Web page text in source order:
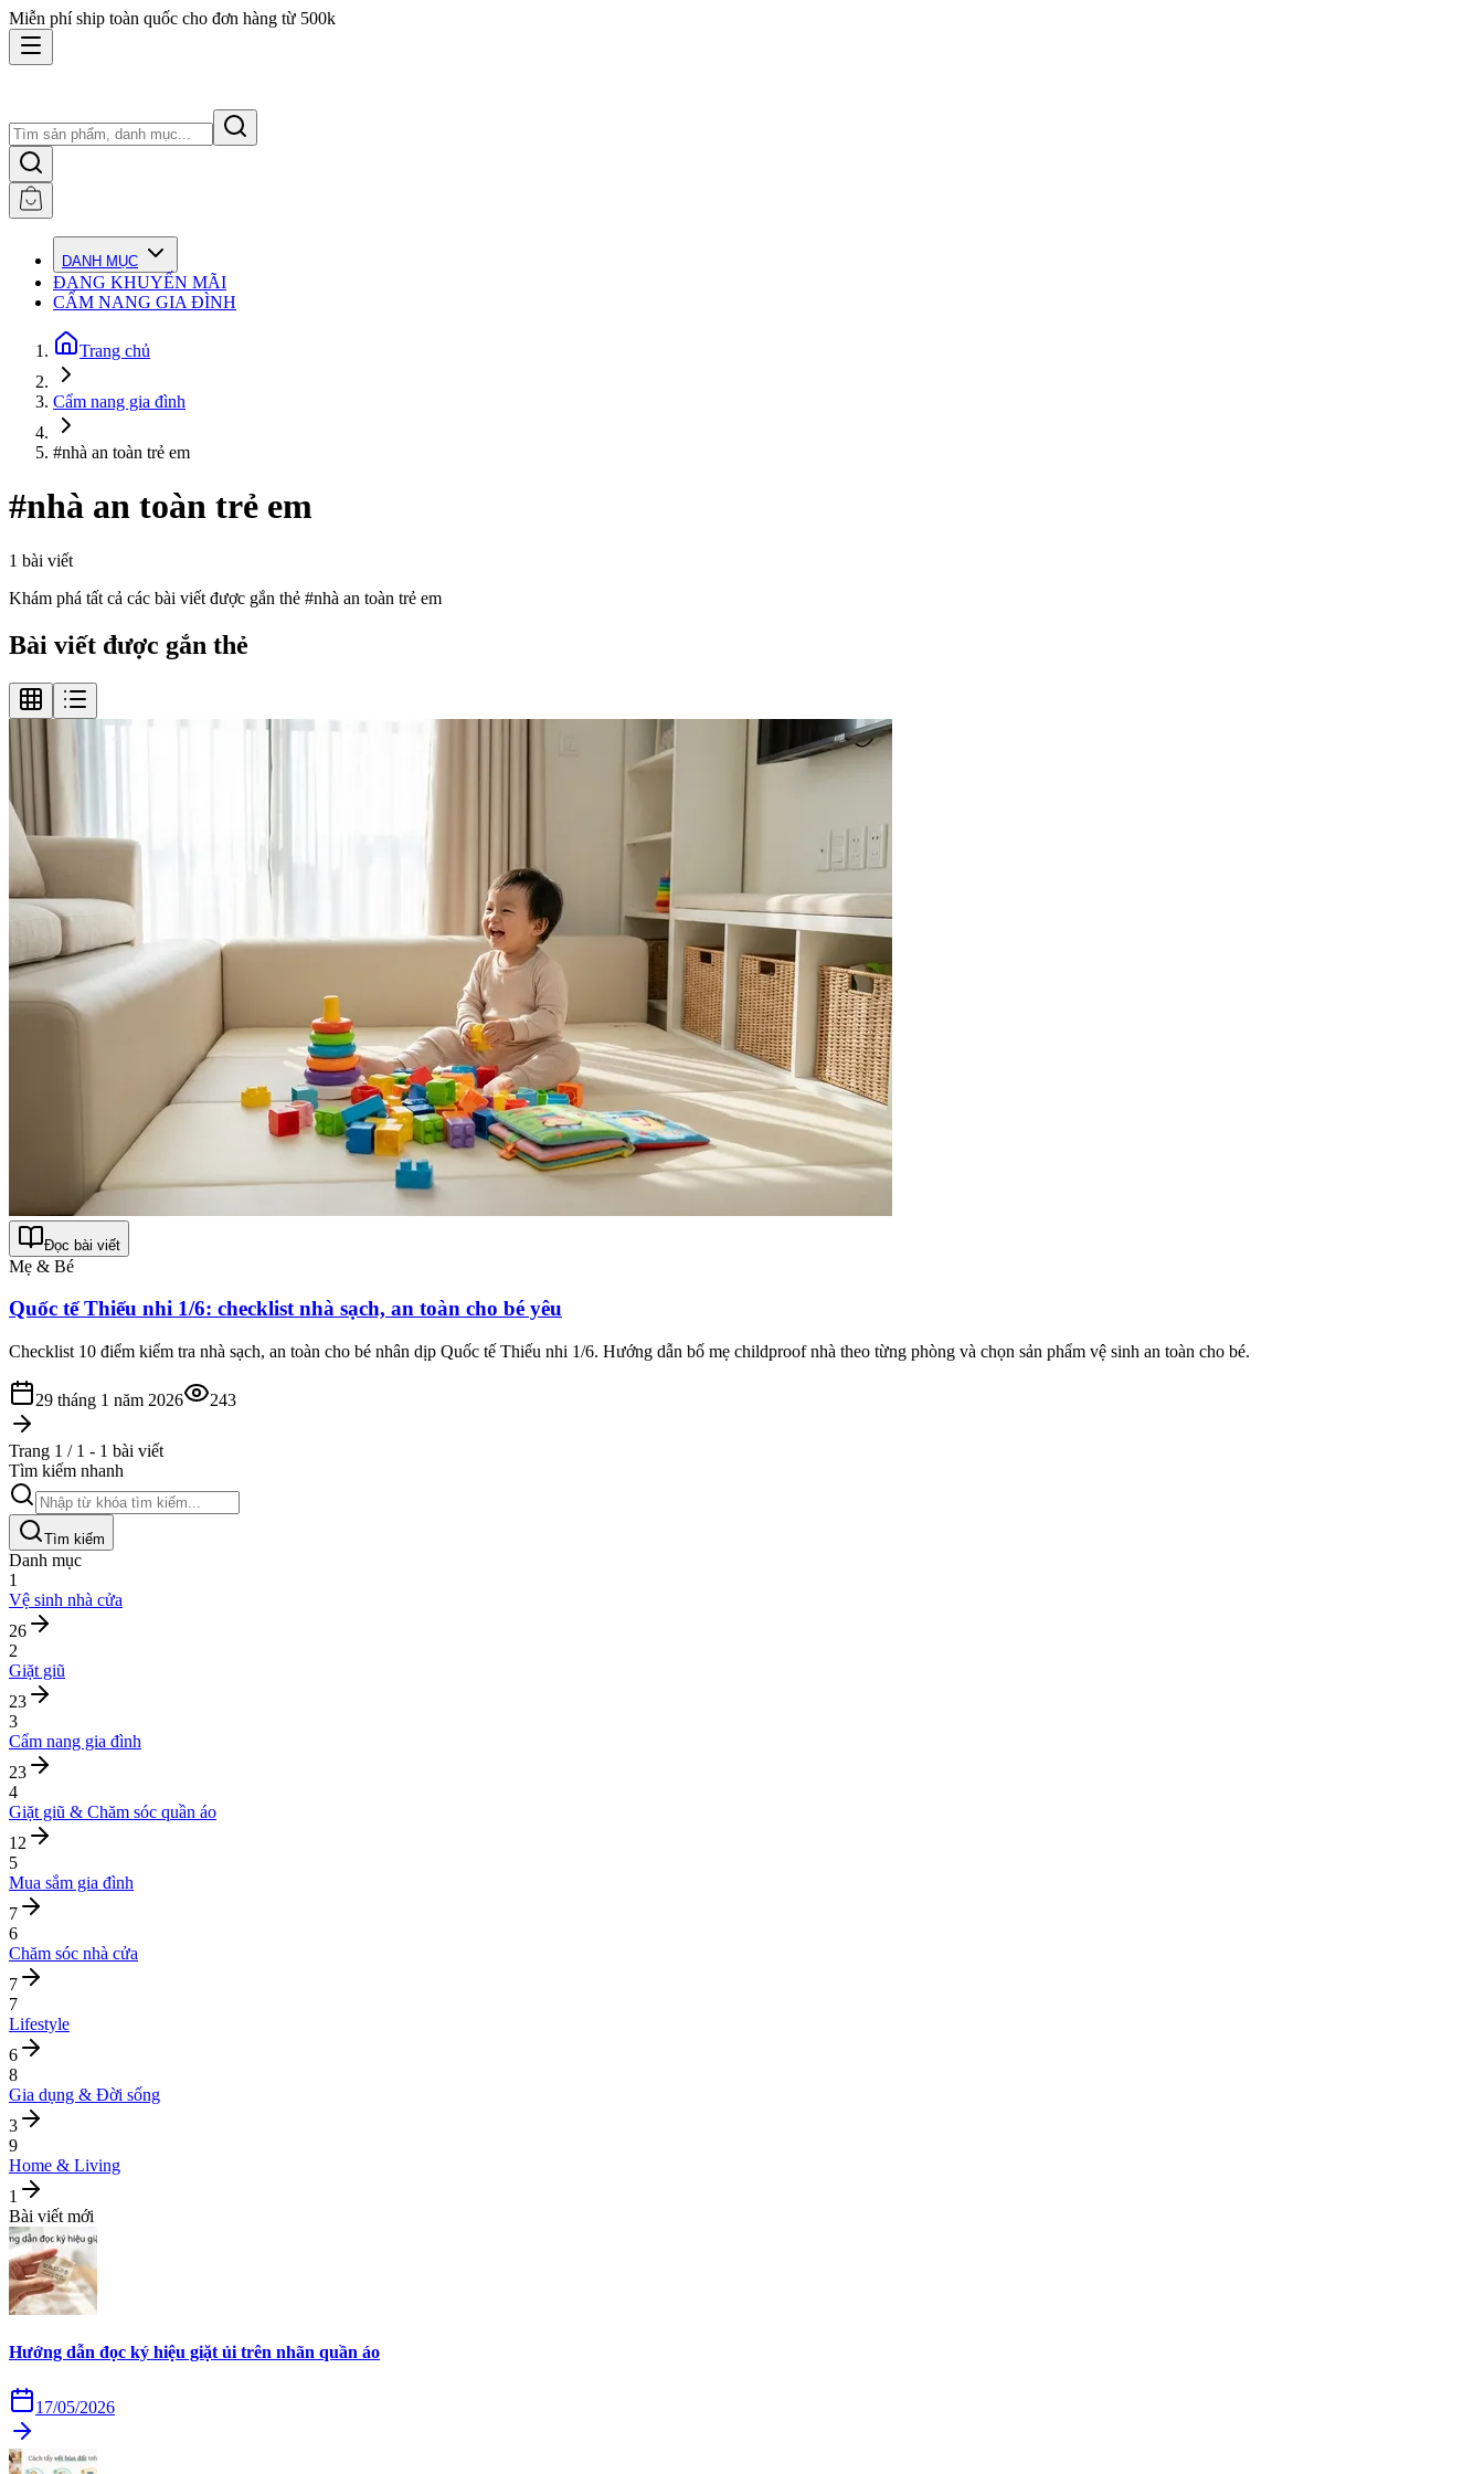
Miễn phí ship toàn quốc cho đơn hàng từ 500k
DANH MỤC
ĐANG KHUYẾN MÃI
CẨM NANG GIA ĐÌNH
Trang chủ
Cẩm nang gia đình
#nhà an toàn trẻ em
#nhà an toàn trẻ em
1 bài viết
Khám phá tất cả các bài viết được gắn thẻ #nhà an toàn trẻ em
Bài viết được gắn thẻ
Đọc bài viết
Mẹ & Bé
Quốc tế Thiếu nhi 1/6: checklist nhà sạch, an toàn cho bé yêu
Checklist 10 điểm kiểm tra nhà sạch, an toàn cho bé nhân dịp Quốc tế Thiếu nhi 1/6. Hướng dẫn bố mẹ childproof nhà theo từng phòng và chọn sản phẩm vệ sinh an toàn cho bé.
29 tháng 1 năm 2026 243
Trang 1 / 1 - 1 bài viết
Tìm kiếm nhanh
Tìm kiếm
Danh mục
1
Vệ sinh nhà cửa
26
2
Giặt giũ
23
3
Cẩm nang gia đình
23
4
Giặt giũ & Chăm sóc quần áo
12
5
Mua sắm gia đình
7
6
Chăm sóc nhà cửa
7
7
Lifestyle
6
8
Gia dụng & Đời sống
3
9
Home & Living
1
Bài viết mới
Hướng dẫn đọc ký hiệu giặt ủi trên nhãn quần áo
17/05/2026